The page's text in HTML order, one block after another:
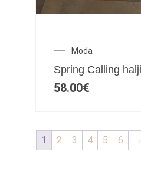
Moda
Spring Calling
58.00€
1 2 3 4 5 6 →